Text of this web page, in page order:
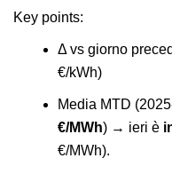
Key points:
Δ vs giorno
€/kWh)
Media MTD
€/MWh) → ieri è
€/MWh).